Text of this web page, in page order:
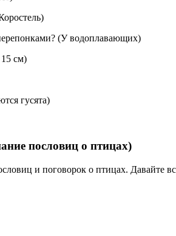
(У водоплавающих)
см)
гусята)
пословиц о птицах)
и поговорок о птицах. Давайте